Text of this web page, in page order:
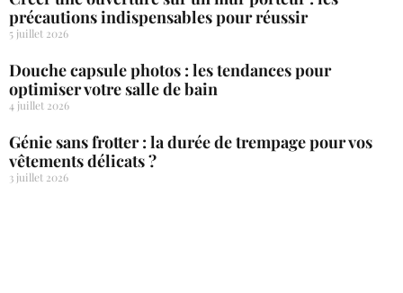
précautions indispensables pour réussir
5 juillet 2026
Douche capsule photos : les tendances pour
optimiser votre salle de bain
4 juillet 2026
Génie sans frotter : la durée de trempage pour vos
vêtements délicats ?
3 juillet 2026